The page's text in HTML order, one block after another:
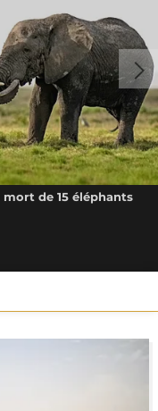
de 15 éléphants